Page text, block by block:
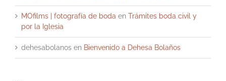
MOfilms | fotografía de boda en Trámites boda civil y
por la Iglesia
dehesabolanos en Bienvenido a Dehesa Bolaños